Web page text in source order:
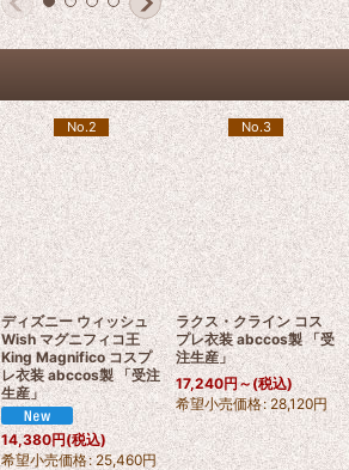
No.2
ディズニー ウィッシュ
Wish マグニフィコ王
King Magnifico コスプ
レ衣装 abccos製 「受注
生産」
14,380円(税込)
希望小売価格: 25,460円
No.3
ラクス・クライン コス
プレ衣装 abccos製 「受
注生産」
17,240円～(税込)
希望小売価格: 28,120円